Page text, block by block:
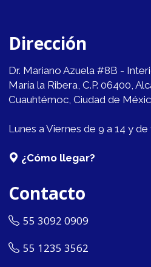
Dirección
Dr. Mariano Azuela #8B -
María la Ribera, C.P. 06400,
Cuauhtémoc, Ciudad de
Lunes a Viernes de 9 a 14 y de
¿Cómo llegar?
Contacto
55 3092 0909
55 1235 3562